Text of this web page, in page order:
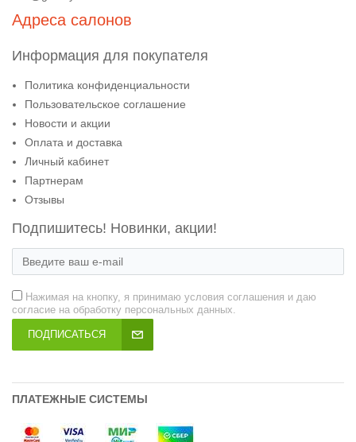
Адреса салонов
Информация для покупателя
Политика конфиденциальности
Пользовательское соглашение
Новости и акции
Оплата и доставка
Личный кабинет
Партнерам
Отзывы
Подпишитесь! Новинки, акции!
Нажимая на кнопку, я принимаю условия соглашения и даю
согласие на обработку персональных данных.
ПОДПИСАТЬСЯ
ПЛАТЕЖНЫЕ СИСТЕМЫ